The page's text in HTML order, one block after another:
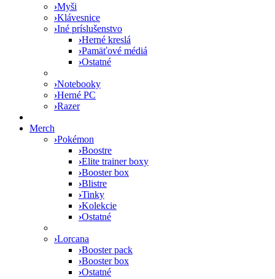
›Myši
›Klávesnice
›Iné príslušenstvo
›Herné kreslá
›Pamäťové médiá
›Ostatné
›Notebooky
›Herné PC
›Razer
Merch
›Pokémon
›Boostre
›Elite trainer boxy
›Booster box
›Blistre
›Tinky
›Kolekcie
›Ostatné
›Lorcana
›Booster pack
›Booster box
›Ostatné